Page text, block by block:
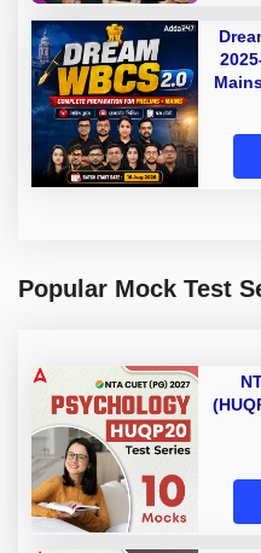
|
Popular Mock Test